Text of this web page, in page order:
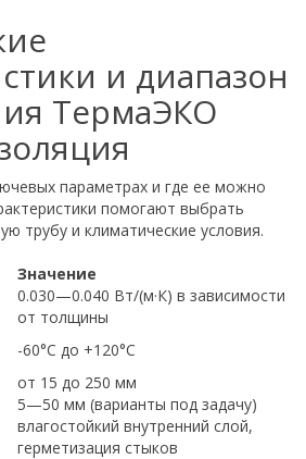
и диапазон
ТермаЭКО
параметрах и где ее можно
помогают выбрать
трубу и климатические условия.
Значение
0.030—0.040 Вт/(м·К) в зависимости
от толщины
-60°C до +120°C
от 15 до 250 мм
5—50 мм (варианты под задачу)
влагостойкий внутренний слой,
герметизация стыков